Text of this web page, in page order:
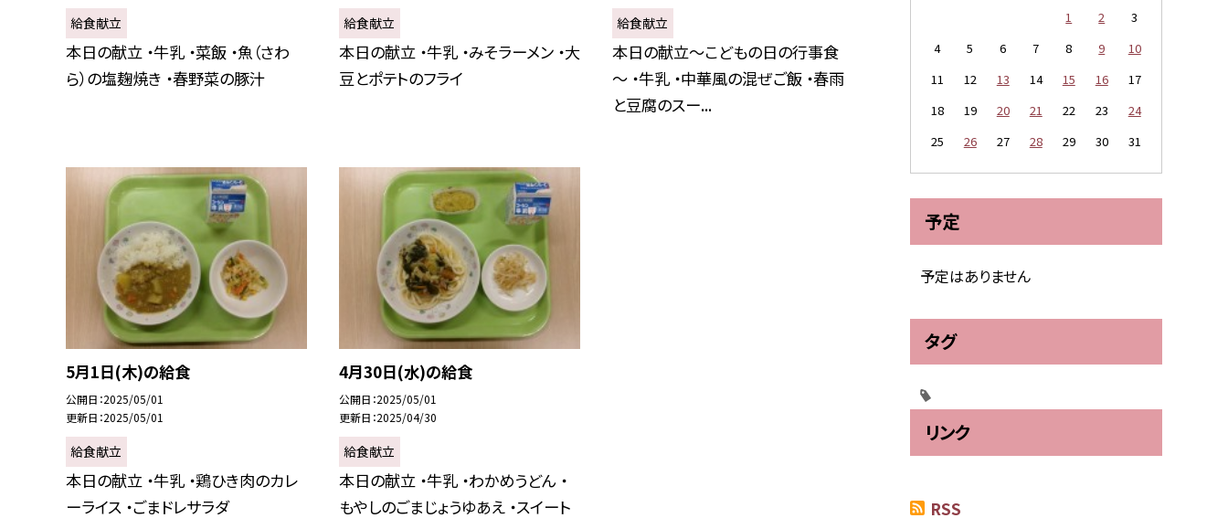
給食献立
本日の献立 ・牛乳 ・菜飯 ・魚（さわ
ら）の塩麹焼き ・春野菜の豚汁
給食献立
本日の献立 ・牛乳 ・みそラーメン ・大
豆とポテトのフライ
給食献立
本日の献立～こどもの日の行事食
～ ・牛乳 ・中華風の混ぜご飯 ・春雨
と豆腐のスー...
5月1日(木)の給食
公開日 2025/05/01
更新日 2025/05/01
給食献立
本日の献立 ・牛乳 ・鶏ひき肉のカレ
ーライス ・ごまドレサラダ
4月30日(水)の給食
公開日 2025/05/01
更新日 2025/04/30
給食献立
本日の献立 ・牛乳 ・わかめうどん ・
もやしのごまじょうゆあえ ・スイート
1 2
3
4
5 6 7 8 9
10
11
12 13 14 15 16
17
18
19 20 21 22 23
24
25
26 27 28 29 30 31
予定
予定はありません
タグ
リンク
RSS